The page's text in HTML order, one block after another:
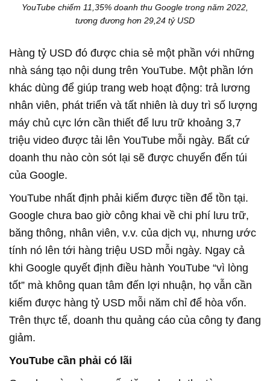
YouTube chiếm 11,35% doanh thu Google trong năm 2022,
tương đương hơn 29,24 tỷ USD
Hàng tỷ USD đó được chia sẻ một phần với những
nhà sáng tạo nội dung trên YouTube. Một phần lớn
khác dùng để giúp trang web hoạt động: trả lương
nhân viên, phát triển và tất nhiên là duy trì số lượng
máy chủ cực lớn cần thiết để lưu trữ khoảng 3,7
triệu video được tải lên YouTube mỗi ngày. Bất cứ
doanh thu nào còn sót lại sẽ được chuyển đến túi
của Google.
YouTube nhất định phải kiếm được tiền để tồn tại.
Google chưa bao giờ công khai về chi phí lưu trữ,
băng thông, nhân viên, v.v. của dịch vụ, nhưng ước
tính nó lên tới hàng triệu USD mỗi ngày. Ngay cả
khi Google quyết định điều hành YouTube “vì lòng
tốt” mà không quan tâm đến lợi nhuận, họ vẫn cần
kiếm được hàng tỷ USD mỗi năm chỉ để hòa vốn.
Trên thực tế, doanh thu quảng cáo của công ty đang
YouTube cần phải có lãi